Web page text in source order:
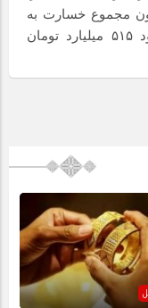
مجموع خسارت به
راه‌ها، پل‌ها، ابنیه، آبروها و … به حدود ۵۱۵ میلیارد تومان